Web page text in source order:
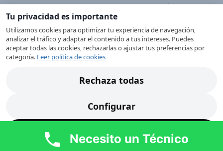
Atendemos Valencia capital y toda su área
metropolitana con un servicio profesional,
cercano y transparente.
Politíca de Privacidad AVISO LEGAL
Mapa del Sitio WEB
Tu privacidad es importante
Utilizamos cookies para optimizar tu experiencia de navegación,
analizar el tráfico y adaptar el contenido a tus intereses. Puedes
aceptar todas las cookies, rechazarlas o ajustar tus preferencias por
categoría. Leer política de cookies
Rechaza todas
Configurar
Acepta todas
Necesito un Técnico